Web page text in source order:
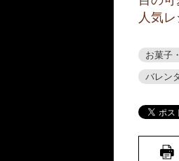
人気
お菓子
バレン